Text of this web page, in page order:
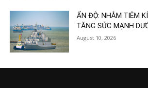
ẤN ĐỘ: NHẮM TIÊM
TĂNG SỨC MẠNH
August 10, 2026